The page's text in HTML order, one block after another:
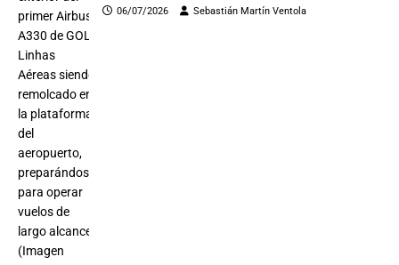
06/07/2026 Sebastián Martín Ventola